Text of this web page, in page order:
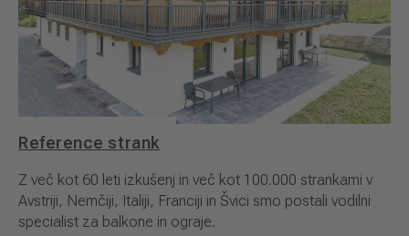
Reference strank
Z več kot 60 leti izkušenj in več kot 100.000 strankami v
Avstriji, Nemčiji, Italiji, Franciji in Švici smo postali vodilni
specialist za balkone in ograje.